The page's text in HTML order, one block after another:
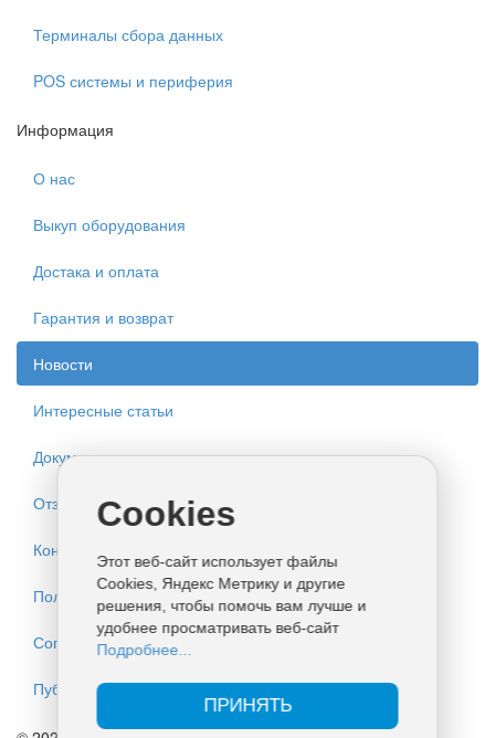
Терминалы сбора данных
POS системы и периферия
Информация
О нас
Выкуп оборудования
Достака и оплата
Гарантия и возврат
Новости
Интересные статьи
Документация
Отзывы
Контакты
Политика конфиденциальности
Согласие на обработку персональных данных
Публичная оферта
Cookies
Этот веб-сайт использует файлы
Cookies, Яндекс Метрику и другие
решения, чтобы помочь вам лучше и
удобнее просматривать веб-сайт
Подробнее...
ПРИНЯТЬ